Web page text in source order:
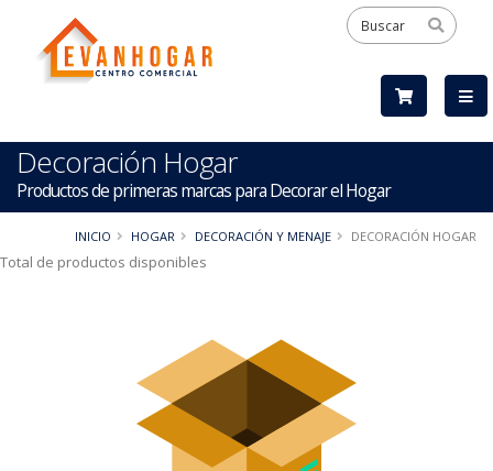
Decoración Hogar
Productos de primeras marcas para Decorar el Hogar
INICIO HOGAR DECORACIÓN Y MENAJE DECORACIÓN HOGAR
Total de productos disponibles